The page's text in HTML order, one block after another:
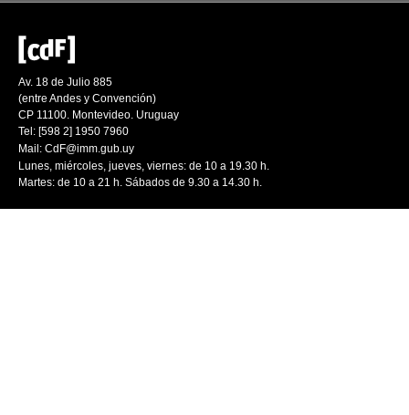
Av. 18 de Julio 885
(entre Andes y Convención)
CP 11100. Montevideo. Uruguay
Tel: [598 2] 1950 7960
Mail: CdF@imm.gub.uy
Lunes, miércoles, jueves, viernes: de 10 a 19.30 h.
Martes: de 10 a 21 h. Sábados de 9.30 a 14.30 h.